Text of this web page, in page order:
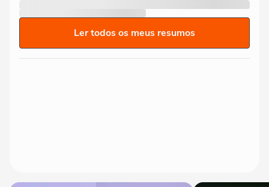
Ler todos os meus resumos